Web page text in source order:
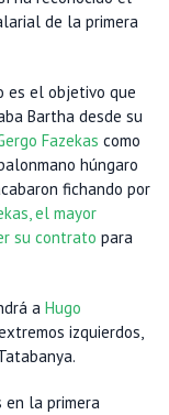
de la primera
es el objetivo que
Bartha desde su
Fazekas como
húngaro
fichando por
el mayor
su contrato para
a Hugo
izquierdos,
en la primera